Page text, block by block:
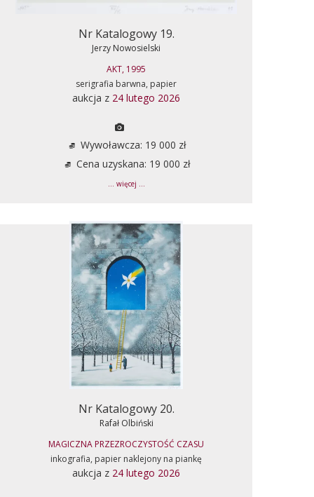
Nr Katalogowy 19.
Jerzy Nowosielski
AKT, 1995
serigrafia barwna, papier
aukcja z 24 lutego 2026
Wywoławcza: 19 000 zł
Cena uzyskana: 19 000 zł
... więcej ...
Nr Katalogowy 20.
Rafał Olbiński
MAGICZNA PRZEZROCZYSTOŚĆ CZASU
inkografia, papier naklejony na piankę
aukcja z 24 lutego 2026